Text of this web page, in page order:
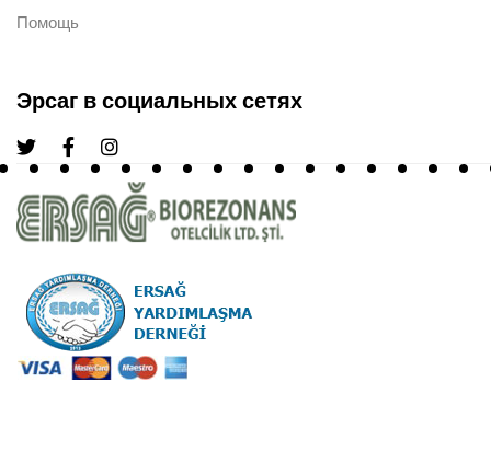
Помощь
Эрсаг в социальных сетях